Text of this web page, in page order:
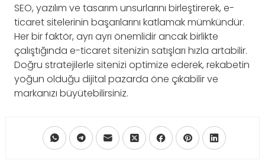
SEO, yazılım ve tasarım unsurlarını birleştirerek, e-
ticaret sitelerinin başarılarını katlamak mümkündür.
Her bir faktör, ayrı ayrı önemlidir ancak birlikte
çalıştığında e-ticaret sitenizin satışları hızla artabilir.
Doğru stratejilerle sitenizi optimize ederek, rekabetin
yoğun olduğu dijital pazarda öne çıkabilir ve
markanızı büyütebilirsiniz.